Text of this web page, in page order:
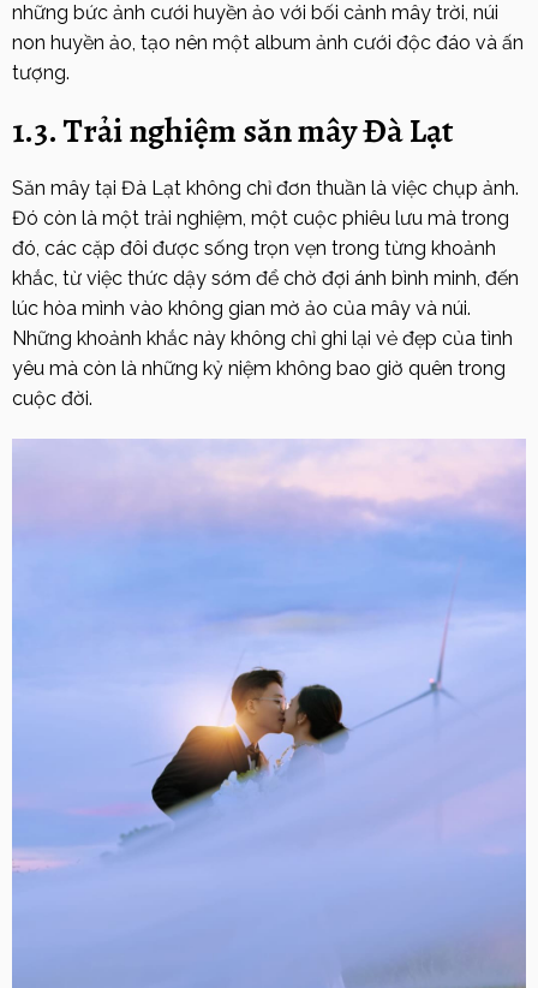
những bức ảnh cưới huyền ảo với bối cảnh mây trời, núi
non huyền ảo, tạo nên một album ảnh cưới độc đáo và ấn
tượng.
1.3. Trải nghiệm săn mây Đà Lạt
Săn mây tại Đà Lạt không chỉ đơn thuần là việc chụp ảnh.
Đó còn là một trải nghiệm, một cuộc phiêu lưu mà trong
đó, các cặp đôi được sống trọn vẹn trong từng khoảnh
khắc, từ việc thức dậy sớm để chờ đợi ánh bình minh, đến
lúc hòa mình vào không gian mờ ảo của mây và núi.
Những khoảnh khắc này không chỉ ghi lại vẻ đẹp của tình
yêu mà còn là những kỷ niệm không bao giờ quên trong
cuộc đời.